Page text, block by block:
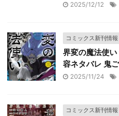
2025/12/12
コミックス新刊情報
界変の魔法使
容ネタバレ 鬼
2025/11/24
コミックス新刊情報